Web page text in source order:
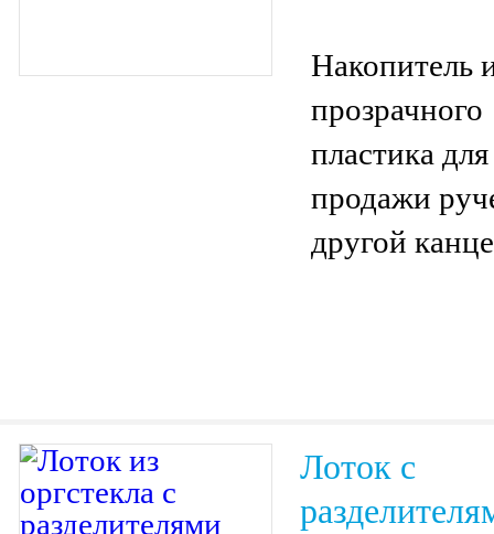
Накопитель
прозрачного
пластика для
продажи
другой
Лоток с